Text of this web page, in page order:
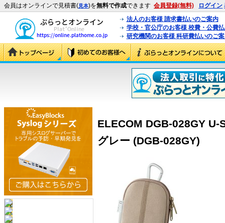
会員はオンラインで見積書(見本)を無料で作成できます 会員登録(無料) ログイン
法人のお客様 請求書払いのご案内
学校・官公庁のお客様 校費・公費
研究機関のお客様 科研費払いのご
ELECOM DGB-028GY
グレー (DGB-028GY)